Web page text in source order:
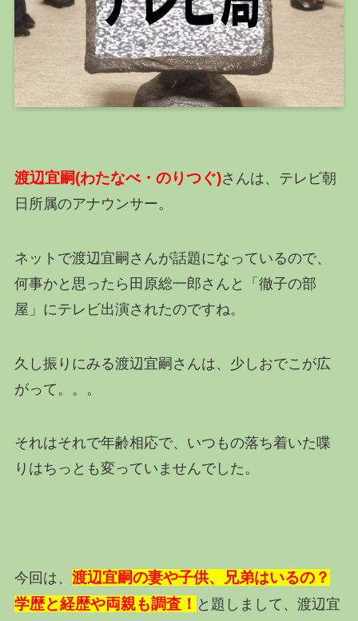
渡辺宜嗣(わたなべ・のりつぐ)さんは、テレビ朝
日所属のアナウンサー。
ネットで渡辺宜嗣さんが話題になっているので、
何事かと思ったら田原総一郎さんと「徹子の部
屋」にテレビ出演されたのですね。
久し振りにみる渡辺宜嗣さんは、少しおでこが広
がって。。。
それはそれで年齢相応で、いつもの落ち着いた喋
りはちっとも変っていませんでした。
今回は、 渡辺宜嗣の妻や子供、兄弟はいるの？
学歴と経歴や両親も調査！ と題しまして、渡辺宜